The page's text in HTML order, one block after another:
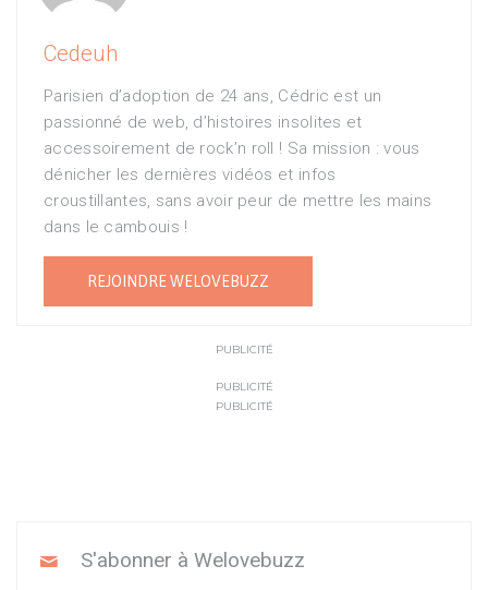
Cedeuh
Parisien d’adoption de 24 ans, Cédric est un
passionné de web, d’histoires insolites et
accessoirement de rock’n roll ! Sa mission : vous
dénicher les dernières vidéos et infos
croustillantes, sans avoir peur de mettre les mains
dans le cambouis !
REJOINDRE WELOVEBUZZ
PUBLICITÉ
PUBLICITÉ
PUBLICITÉ
S'abonner à Welovebuzz